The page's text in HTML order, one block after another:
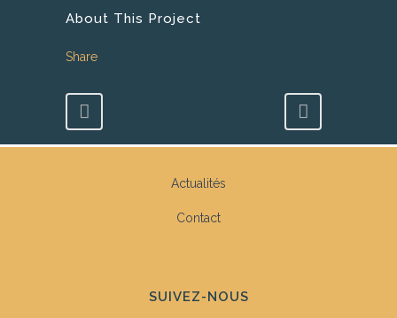
About This Project
Share
Actualités
Contact
SUIVEZ-NOUS